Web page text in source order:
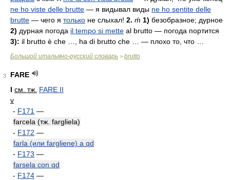
ne ho viste delle brutte — я видывал виды ne ho sentite delle
brutte — чего я только не слыхал! 2. ḿ 1) безобразное; дурное
2) дурная погода il tempo si mette al brutto — погода портится
3): il brutto è che …, ha di brutto che … — плохо то, что …
Большой итальяно-русский словарь > brutto
3
FARE
I см. тж. FARE II
v
- F171 —
farcela (тж. fargliela)
- F172 —
farla (или fargliene) a qd
- F173 —
farsela con qd
- F174 —